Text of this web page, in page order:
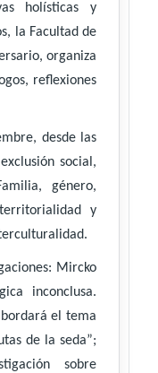
holísticas y
la Facultad de
organiza
reflexiones
desde las
social,
género,
y
Mircko
inconclusa.
el tema
de la seda”;
sobre